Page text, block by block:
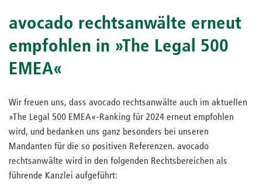
avocado rechtsanwälte erneut
empfohlen in »The Legal 500
EMEA«
Wir freuen uns, dass avocado rechtsanwälte auch im aktuellen
»The Legal 500 EMEA«-Ranking für 2024 erneut empfohlen
wird, und bedanken uns ganz besonders bei unseren
Mandanten für die so positiven Referenzen. avocado
rechtsanwälte wird in den folgenden Rechtsbereichen als
führende Kanzlei aufgeführt: